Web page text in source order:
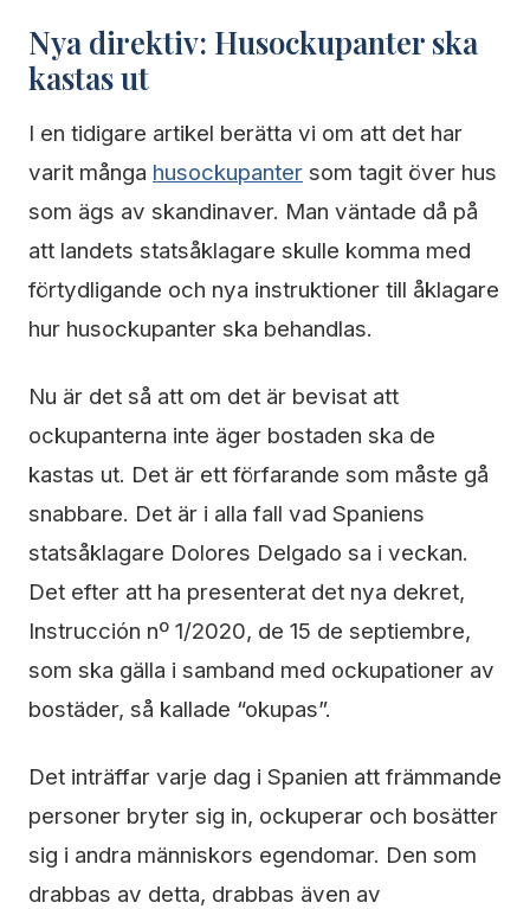
Nya direktiv: Husockupanter ska
kastas ut
I en tidigare artikel berätta vi om att det har
varit många husockupanter som tagit över hus
som ägs av skandinaver. Man väntade då på
att landets statsåklagare skulle komma med
förtydligande och nya instruktioner till åklagare
hur husockupanter ska behandlas.
Nu är det så att om det är bevisat att
ockupanterna inte äger bostaden ska de
kastas ut. Det är ett förfarande som måste gå
snabbare. Det är i alla fall vad Spaniens
statsåklagare Dolores Delgado sa i veckan.
Det efter att ha presenterat det nya dekret,
Instrucción nº 1/2020, de 15 de septiembre,
som ska gälla i samband med ockupationer av
bostäder, så kallade “okupas”.
Det inträffar varje dag i Spanien att främmande
personer bryter sig in, ockuperar och bosätter
sig i andra människors egendomar. Den som
drabbas av detta, drabbas även av